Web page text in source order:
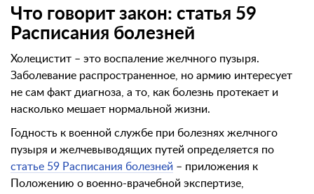
Что говорит закон: статья 59
Расписания болезней
Холецистит – это воспаление желчного пузыря.
Заболевание распространенное, но армию интересует
не сам факт диагноза, а то, как болезнь протекает и
насколько мешает нормальной жизни.
Годность к военной службе при болезнях желчного
пузыря и желчевыводящих путей определяется по
статье 59 Расписания болезней – приложения к
Положению о военно-врачебной экспертизе,